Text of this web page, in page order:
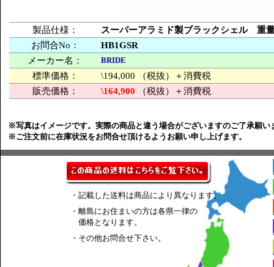
製品仕様：
スーパーアラミド製ブラックシェル
お問合No：
HB1GSR
メーカー名：
BRIDE
標準価格：
\194,000 （税抜）＋消費税
販売価格：
\164,900 （税抜）＋消費税
※写真はイメージです。実際の商品と違う場合がございますのご了承願い
※ご注文前に在庫状況をお問合せ頂けるようお願い申し上げます。
・記載した送料は商品により異なります。
・離島にお住まいの方は各県一律の
価格となります。
・その他お問合せ下さい。